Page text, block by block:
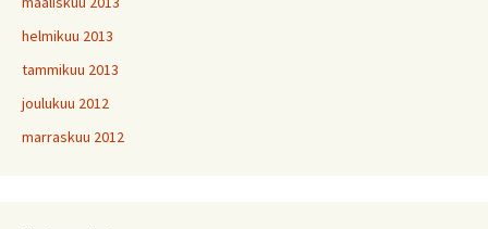
helmikuu 2013
tammikuu 2013
joulukuu 2012
marraskuu 2012